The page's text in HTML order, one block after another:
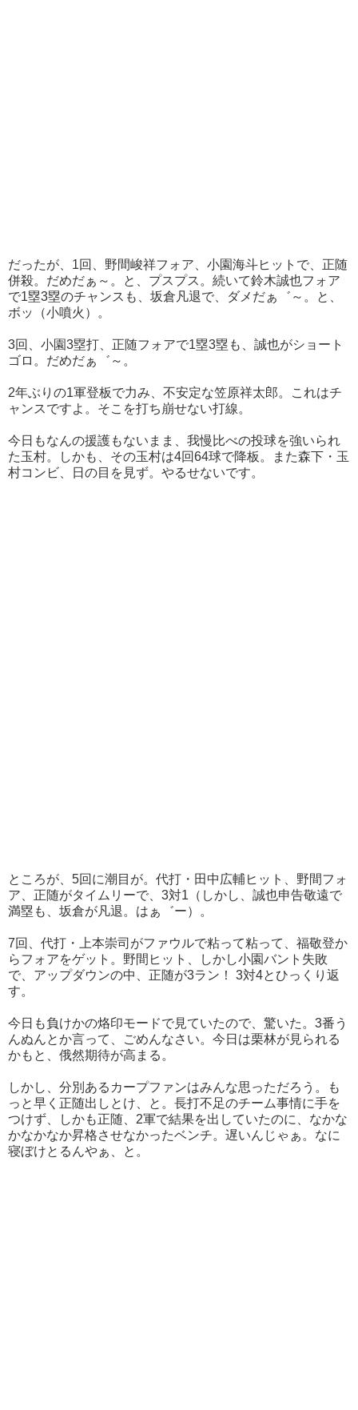
だったが、1回、野間峻祥フォア、小園海斗ヒットで、正随
併殺。だめだぁ～。と、プスプス。続いて鈴木誠也フォア
で1塁3塁のチャンスも、坂倉凡退で、ダメだぁ゛～。と、
ボッ（小噴火）。
3回、小園3塁打、正随フォアで1塁3塁も、誠也がショート
ゴロ。だめだぁ゛～。
2年ぶりの1軍登板で力み、不安定な笠原祥太郎。これはチ
ャンスですよ。そこを打ち崩せない打線。
今日もなんの援護もないまま、我慢比べの投球を強いられ
た玉村。しかも、その玉村は4回64球で降板。また森下・玉
村コンビ、日の目を見ず。やるせないです。
ところが、5回に潮目が。代打・田中広輔ヒット、野間フォ
ア、正随がタイムリーで、3対1（しかし、誠也申告敬遠で
満塁も、坂倉が凡退。はぁ゛ー）。
7回、代打・上本崇司がファウルで粘って粘って、福敬登か
らフォアをゲット。野間ヒット、しかし小園バント失敗
で、アップダウンの中、正随が3ラン！ 3対4とひっくり返
す。
今日も負けかの烙印モードで見ていたので、驚いた。3番う
んぬんとか言って、ごめんなさい。今日は栗林が見られる
かもと、俄然期待が高まる。
しかし、分別あるカープファンはみんな思っただろう。も
っと早く正随出しとけ、と。長打不足のチーム事情に手を
つけず、しかも正随、2軍で結果を出していたのに、なかな
かなかなか昇格させなかったベンチ。遅いんじゃぁ。なに
寝ぼけとるんやぁ、と。